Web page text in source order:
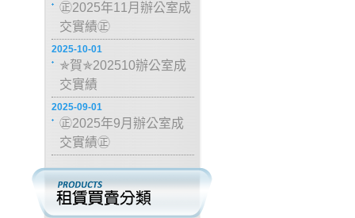
㊣2025年11月辦公室成
交實績㊣
2025-10-01
✯賀✯202510辦公室成
交實績
2025-09-01
㊣2025年9月辦公室成
交實績㊣